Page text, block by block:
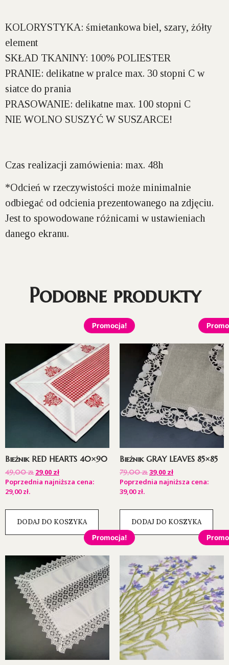
KOLORYSTYKA: śmietankowa biel, szary, żółty
element
SKŁAD TKANINY: 100% POLIESTER
PRANIE: delikatne w pralce max. 30 stopni C w
siatce do prania
PRASOWANIE: delikatne max. 100 stopni C
NIE WOLNO SUSZYĆ W SUSZARCE!
Czas realizacji zamówienia: max. 48h
*Odcień w rzeczywistości może minimalnie
odbiegać od odcienia prezentowanego na zdjęciu.
Jest to spowodowane różnicami w ustawieniach
danego ekranu.
Podobne produkty
Promocja!
Bieżnik RED HEARTS 40×90
49,00zł 29,00 zł
Poprzednia najniższa cena:
29,00zł.
DODAJ DO KOSZYKA
Bieżnik GRAY LEAVES 85×85
79,00zł39,00 zł
Poprzednia najniższa cena:
39,00zł.
DODAJ DO KOSZYKA
Promocja!